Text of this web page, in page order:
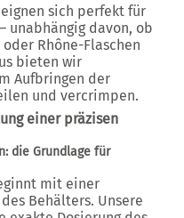
sich perfekt für
unabhängig davon, ob
Rhône-Flaschen
bieten wir
Aufbringen der
und vercrimpen.
einer präzisen
die Grundlage für
mit einer
Behälters. Unsere